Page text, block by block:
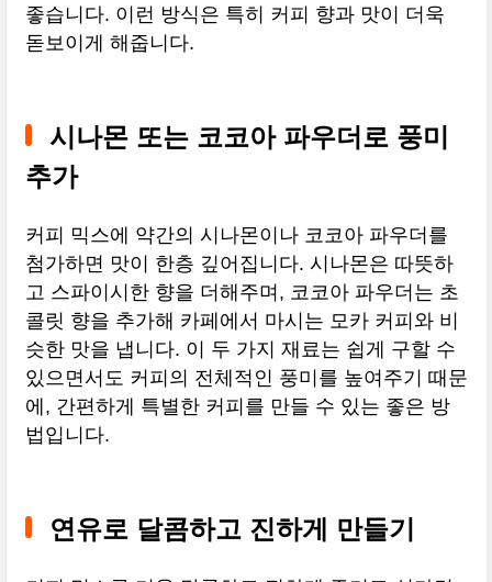
좋습니다. 이런 방식은 특히 커피 향과 맛이 더욱
돋보이게 해줍니다.
시나몬 또는 코코아 파우더로 풍미
추가
커피 믹스에 약간의 시나몬이나 코코아 파우더를
첨가하면 맛이 한층 깊어집니다. 시나몬은 따뜻하
고 스파이시한 향을 더해주며, 코코아 파우더는 초
콜릿 향을 추가해 카페에서 마시는 모카 커피와 비
슷한 맛을 냅니다. 이 두 가지 재료는 쉽게 구할 수
있으면서도 커피의 전체적인 풍미를 높여주기 때문
에, 간편하게 특별한 커피를 만들 수 있는 좋은 방
법입니다.
연유로 달콤하고 진하게 만들기